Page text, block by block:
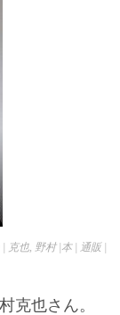
也, 野村 |本 | 通販 |
克也さん。